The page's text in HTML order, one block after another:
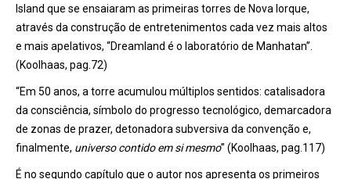
Island que se ensaiaram as primeiras torres de Nova Iorque,
através da construção de entretenimentos cada vez mais altos
e mais apelativos, “Dreamland é o laboratório de Manhatan”.
(Koolhaas, pag.72)
“Em 50 anos, a torre acumulou múltiplos sentidos: catalisadora
da consciência, símbolo do progresso tecnológico, demarcadora
de zonas de prazer, detonadora subversiva da convenção e,
finalmente, universo contido em si mesmo” (Koolhaas, pag.117)
É no segundo capítulo que o autor nos apresenta os primeiros